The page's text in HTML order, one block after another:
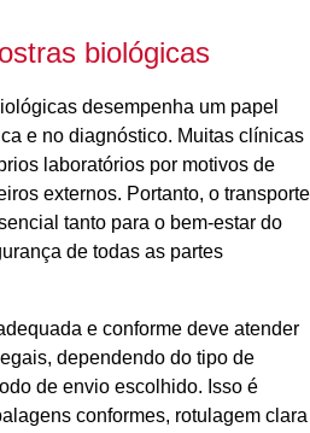
biológicas
desempenha um papel
e no diagnóstico. Muitas clínicas
laboratórios por motivos de
externos. Portanto, o transporte
tanto para o bem-estar do
de todas as partes
e conforme deve atender
dependendo do tipo de
de envio escolhido. Isso é
conformes, rotulagem clara